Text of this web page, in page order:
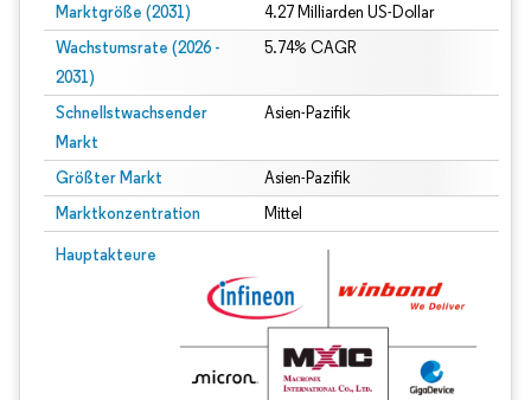
Marktgröße (2031) 4.27 Milliarden US-Dollar
Wachstumsrate (2026 -
2031)
5.74% CAGR
Schnellstwachsender
Markt
Asien-Pazifik
Größter Markt Asien-Pazifik
Marktkonzentration Mittel
Hauptakteure
Bild © Mordor Intelligence. Wiederverwendung erfordert Namensnennung